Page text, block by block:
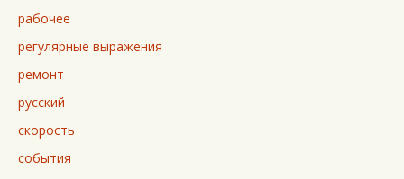
рабочее
регулярные выражения
ремонт
русский
скорость
события